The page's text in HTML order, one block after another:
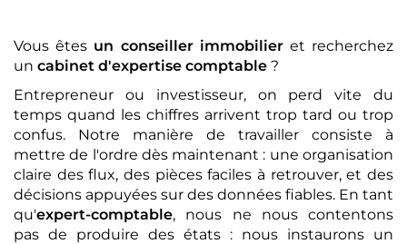
Vous êtes un conseiller immobilieret recherchez
un cabinet d'expertise comptable ?
Entrepreneur ou investisseur, on perd vite du
temps quand les chiffres arrivent trop tard ou trop
confus. Notre manière de travailler consiste à
mettre de l'ordre dès maintenant : une organisation
claire des flux, des pièces faciles à retrouver, et des
décisions appuyées sur des données fiables. En tant
qu'expert-comptable, nous ne nous contentons
pas de produire des états : nous instaurons un